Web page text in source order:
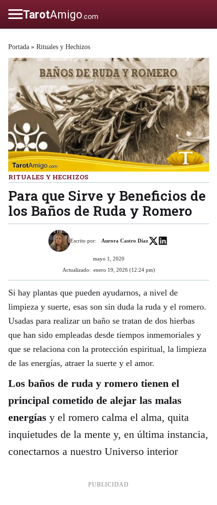
Portada » Rituales y Hechizos
RITUALES Y HECHIZOS
Para que Sirve y Beneficios de
los Baños de Ruda y Romero
Escrito por: Aurora Castro Díaz
mayo 1, 2020
Actualizado: enero 19, 2026 (12:24 pm)
Si hay plantas que pueden ayudarnos, a nivel de
limpieza y suerte, esas son sin duda la ruda y el romero.
Usadas para realizar un baño se tratan de dos hierbas
que han sido empleadas desde tiempos inmemoriales y
que se relaciona con la protección espiritual, la limpieza
de las energías, atraer la suerte y el amor.
Los baños de ruda y romero tienen el
principal cometido de alejar las malas
energías y el romero calma el alma, quita
inquietudes de la mente y, en última instancia,
conectarnos a nuestro Universo interior